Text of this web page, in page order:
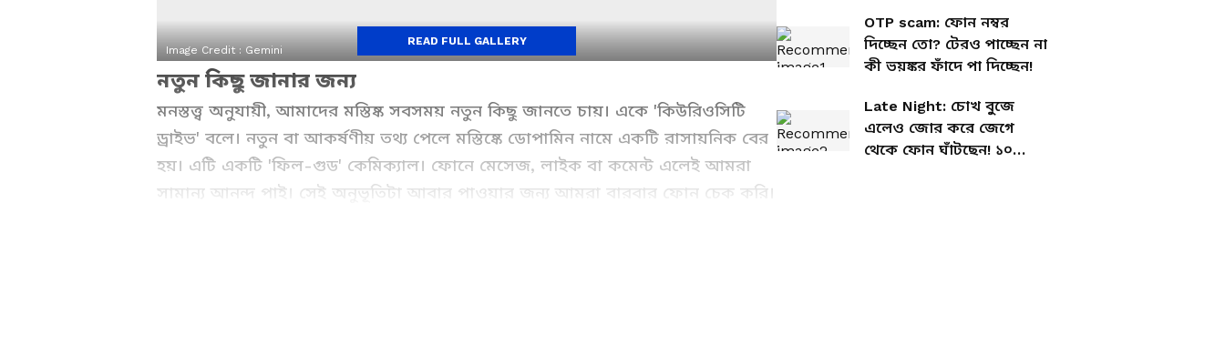
Image Credit : Gemini
নতুন কিছু জানার জন্য
মনস্তত্ত্ব অনুযায়ী, আমাদের মস্তিষ্ক সবসময় নতুন কিছু জানতে চায়। একে 'কিউরিওসিটি
ড্রাইভ' বলে। নতুন বা আকর্ষণীয় তথ্য পেলে মস্তিষ্কে ডোপামিন নামে একটি রাসায়নিক বের
হয়। এটি একটি 'ফিল-গুড' কেমিক্যাল। ফোনে মেসেজ, লাইক বা কমেন্ট এলেই আমরা
সামান্য আনন্দ পাই। সেই অনুভূতিটা আবার পাওয়ার জন্য আমরা বারবার ফোন চেক করি।
READ FULL GALLERY
OTP scam: ফোন নম্বর
দিচ্ছেন তো? টেরও পাচ্ছেন না
কী ভয়ঙ্কর ফাঁদে পা দিচ্ছেন!
Late Night: চোখ বুজে
এলেও জোর করে জেগে
থেকে ফোন ঘাঁটছেন! ১০